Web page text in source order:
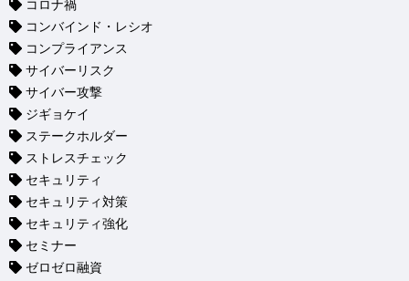
コロナ禍
コンバインド・レシオ
コンプライアンス
サイバーリスク
サイバー攻撃
ジギョケイ
ステークホルダー
ストレスチェック
セキュリティ
セキュリティ対策
セキュリティ強化
セミナー
ゼロゼロ融資